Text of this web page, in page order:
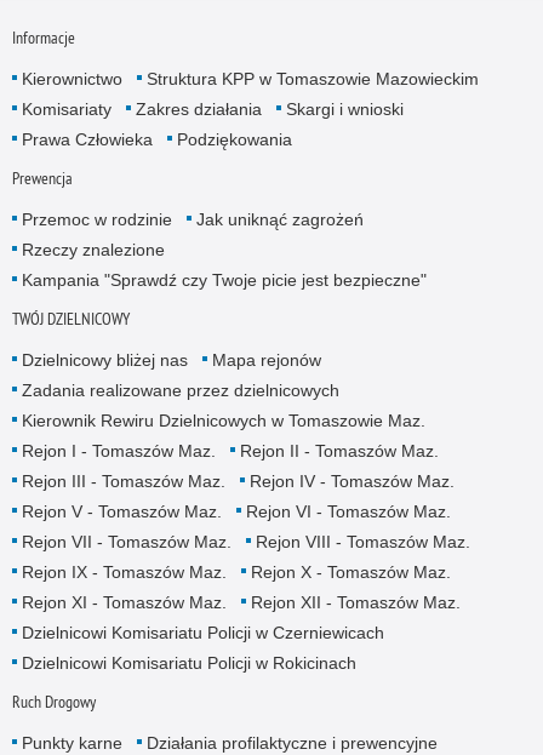
Informacje
Kierownictwo
Struktura KPP w Tomaszowie Mazowieckim
Komisariaty
Zakres działania
Skargi i wnioski
Prawa Człowieka
Podziękowania
Prewencja
Przemoc w rodzinie
Jak uniknąć zagrożeń
Rzeczy znalezione
Kampania "Sprawdź czy Twoje picie jest bezpieczne"
TWÓJ DZIELNICOWY
Dzielnicowy bliżej nas
Mapa rejonów
Zadania realizowane przez dzielnicowych
Kierownik Rewiru Dzielnicowych w Tomaszowie Maz.
Rejon I - Tomaszów Maz.
Rejon II - Tomaszów Maz.
Rejon III - Tomaszów Maz.
Rejon IV - Tomaszów Maz.
Rejon V - Tomaszów Maz.
Rejon VI - Tomaszów Maz.
Rejon VII - Tomaszów Maz.
Rejon VIII - Tomaszów Maz.
Rejon IX - Tomaszów Maz.
Rejon X - Tomaszów Maz.
Rejon XI - Tomaszów Maz.
Rejon XII - Tomaszów Maz.
Dzielnicowi Komisariatu Policji w Czerniewicach
Dzielnicowi Komisariatu Policji w Rokicinach
Ruch Drogowy
Punkty karne
Działania profilaktyczne i prewencyjne